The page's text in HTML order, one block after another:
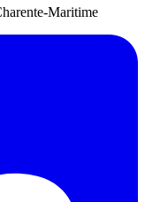
Maritime